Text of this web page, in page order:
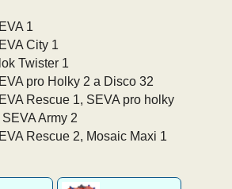
1
City 1
Twister 1
pro Holky 2 a Disco 32
Rescue 1, SEVA pro holky
Army 2
Rescue 2, Mosaic Maxi 1